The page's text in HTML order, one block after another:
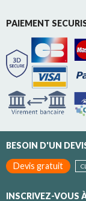
PAIEMENT
BESOIN D'UN
Devis gratuit
INSCRIVEZ-VOUS